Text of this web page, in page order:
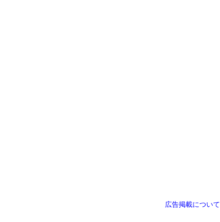
広告掲載について